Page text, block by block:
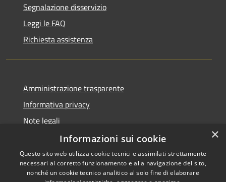
Segnalazione disservizio
Leggi le FAQ
Richiesta assistenza
Amministrazione trasparente
Informativa privacy
Note legali
Dichiarazione di accessibilità
×
Informazioni sui cookie
Questo sito web utilizza cookie tecnici e assimilati strettamente
necessari al corretto funzionamento e alla navigazione del sito,
nonché un cookie tecnico analitico al solo fine di elaborare